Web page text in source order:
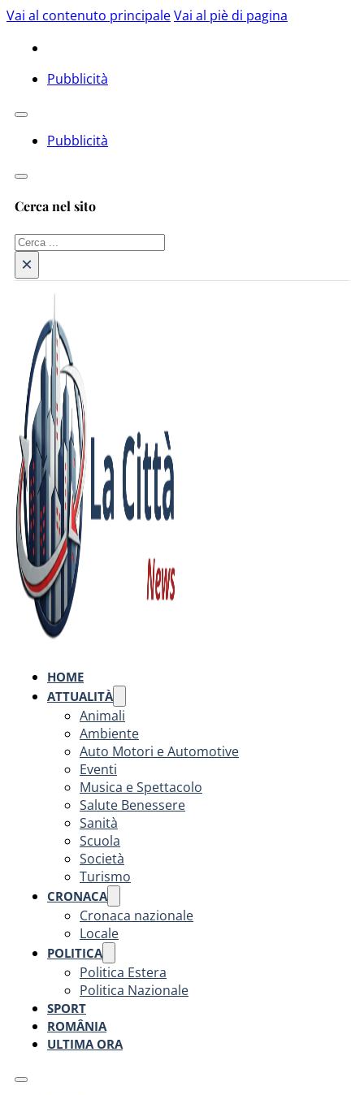
Vai al contenuto principaleVai al piè di pagina
Pubblicità
Pubblicità
Cerca nel sito
Cerca
×
HOME
ATTUALITÀ
Animali
Ambiente
Auto Motori e Automotive
Eventi
Musica e Spettacolo
Salute Benessere
Sanità
Scuola
Società
Turismo
CRONACA
Cronaca nazionale
Locale
POLITICA
Politica Estera
Politica Nazionale
SPORT
ROMÂNIA
ULTIMA ORA